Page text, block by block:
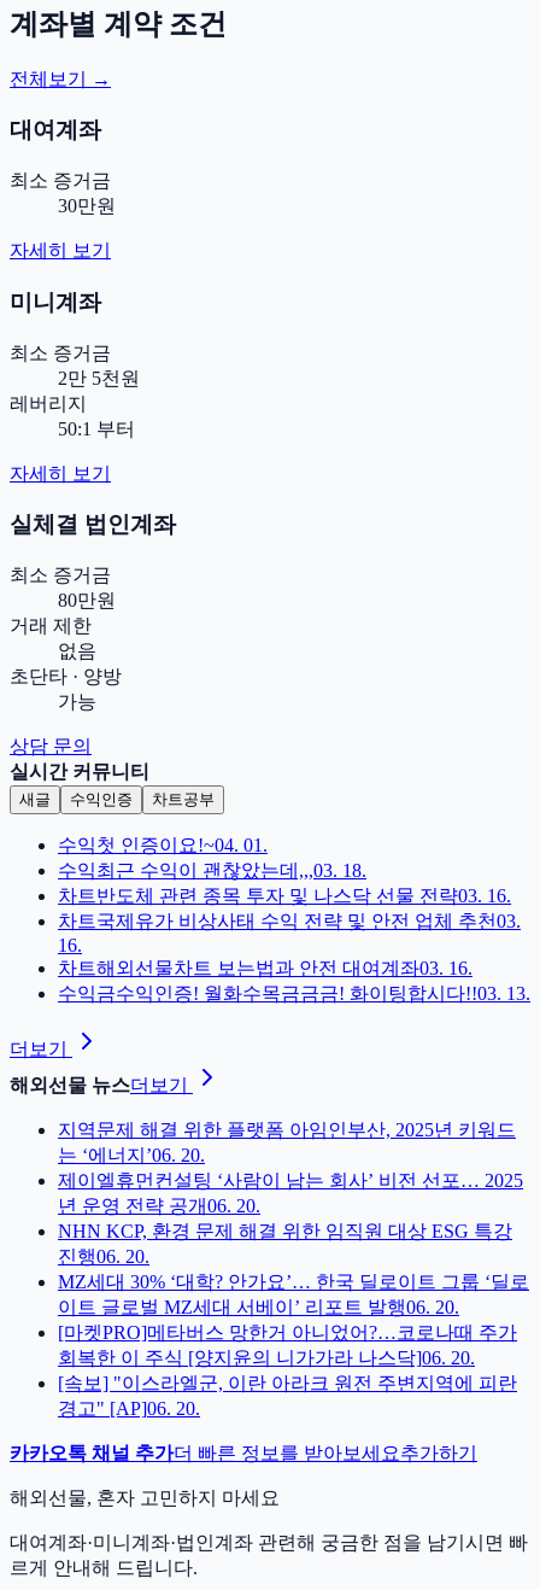
계좌별 계약 조건
전체보기 →
대여계좌
최소 증거금
30만원
자세히 보기
미니계좌
최소 증거금
2만 5천원
레버리지
50:1 부터
자세히 보기
실체결 법인계좌
최소 증거금
80만원
거래 제한
없음
초단타 · 양방
가능
상담 문의
실시간 커뮤니티
새글 수익인증 차트공부
수익첫 인증이요!~04. 01.
수익최근 수익이 괜찮았는데,,,03. 18.
차트반도체 관련 종목 투자 및 나스닥 선물 전략03. 16.
차트국제유가 비상사태 수익 전략 및 안전 업체 추천03.
16.
차트해외선물차트 보는법과 안전 대여계좌03. 16.
수익금수익인증! 월화수목금금금! 화이팅합시다!!03. 13.
더보기
해외선물 뉴스더보기
지역문제 해결 위한 플랫폼 아임인부산, 2025년 키워드
는 ‘에너지’06. 20.
제이엘휴먼컨설팅 ‘사람이 남는 회사’ 비전 선포… 2025
년 운영 전략 공개06. 20.
NHN KCP, 환경 문제 해결 위한 임직원 대상 ESG 특강
진행06. 20.
MZ세대 30% ‘대학? 안가요’… 한국 딜로이트 그룹 ‘딜로
이트 글로벌 MZ세대 서베이’ 리포트 발행06. 20.
[마켓PRO]메타버스 망한거 아니었어?…코로나때 주가
회복한 이 주식 [양지윤의 니가가라 나스닥]06. 20.
[속보] "이스라엘군, 이란 아라크 원전 주변지역에 피란
경고" [AP]06. 20.
카카오톡 채널 추가더 빠른 정보를 받아보세요추가하기
해외선물, 혼자 고민하지 마세요
대여계좌·미니계좌·법인계좌 관련해 궁금한 점을 남기시면 빠
르게 안내해 드립니다.